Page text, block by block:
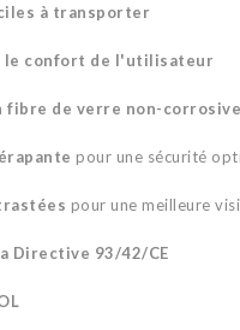
à transporter
le confort de l'utilisateur
fibre de verre non-corrosive
pour une sécurité
pour une meilleure
Directive 93/42/CE